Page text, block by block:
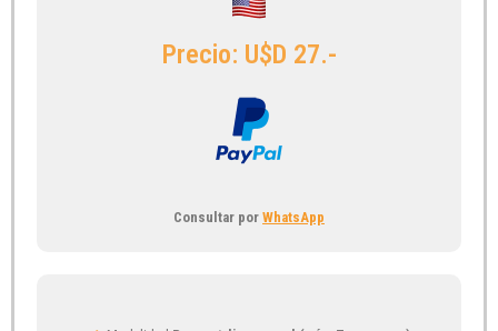
Precio: U$D 27.-
Consultar por WhatsApp